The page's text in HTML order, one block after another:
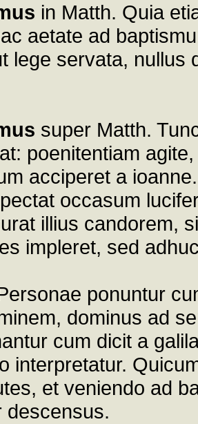
in Matth. Quia
aetate ad
lege servata, nullus
super Matth.
poenitentiam
acciperet a
occasum
illius candorem,
impleret, sed
ponuntur
dominus ad
cum dicit a
interpretatur.
et veniendo ad
descensus.